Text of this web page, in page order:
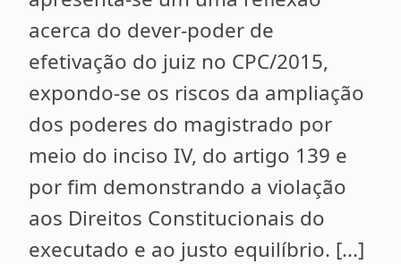
acerca do dever-poder de
efetivação do juiz no CPC/2015,
expondo-se os riscos da ampliação
dos poderes do magistrado por
meio do inciso IV, do artigo 139 e
por fim demonstrando a violação
aos Direitos Constitucionais do
executado e ao justo equilíbrio. [...]